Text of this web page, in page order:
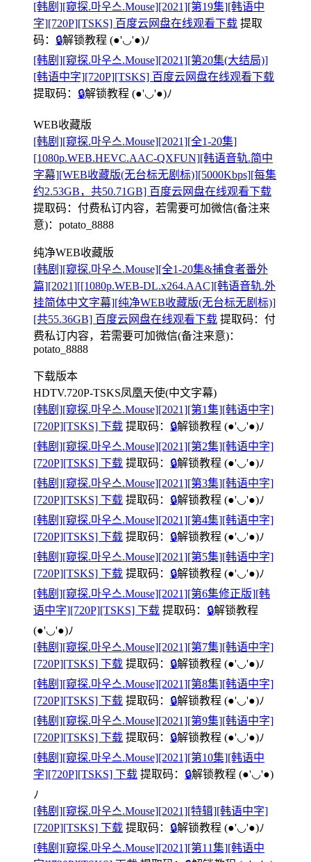
[韩剧][窥探.마우스.Mouse][2021][第19集][韩语中
字][720P][TSKS] 百度云网盘在线观看下载 提取
码： 🔒解锁教程 (●'◡'●)ﾉ
[韩剧][窥探.마우스.Mouse][2021][第20集(大结局)]
[韩语中字][720P][TSKS] 百度云网盘在线观看下载
提取码： 🔒解锁教程 (●'◡'●)ﾉ
WEB收藏版
[韩剧][窥探.마우스.Mouse][2021][全1-20集]
[1080p.WEB.HEVC.AAC-QXFUN][韩语音轨.简中
字幕][WEB收藏版(无台标无剧标)][5000Kbps][每集
约2.53GB，共50.71GB] 百度云网盘在线观看下载
提取码： 付费私订内容，若需要可加微信(备注来
意)：potato_8888
纯净WEB收藏版
[韩剧][窥探.마우스.Mouse][全1-20集&捕食者番外
篇][2021][[1080p.WEB-DL.x264.AAC][韩语音轨.外
挂简体中文字幕][纯净WEB收藏版(无台标无剧标)]
[共55.36GB] 百度云网盘在线观看下载 提取码： 付
费私订内容，若需要可加微信(备注来意)：
potato_8888
下载版本
HDTV.720P-TSKS凤凰天使(中文字幕)
[韩剧][窥探.마우스.Mouse][2021][第1集][韩语中字]
[720P][TSKS] 下载 提取码： 🔒解锁教程 (●'◡'●)ﾉ
[韩剧][窥探.마우스.Mouse][2021][第2集][韩语中字]
[720P][TSKS] 下载 提取码： 🔒解锁教程 (●'◡'●)ﾉ
[韩剧][窥探.마우스.Mouse][2021][第3集][韩语中字]
[720P][TSKS] 下载 提取码： 🔒解锁教程 (●'◡'●)ﾉ
[韩剧][窥探.마우스.Mouse][2021][第4集][韩语中字]
[720P][TSKS] 下载 提取码： 🔒解锁教程 (●'◡'●)ﾉ
[韩剧][窥探.마우스.Mouse][2021][第5集][韩语中字]
[720P][TSKS] 下载 提取码： 🔒解锁教程 (●'◡'●)ﾉ
[韩剧][窥探.마우스.Mouse][2021][第6集修正版][韩
语中字][720P][TSKS] 下载 提取码： 🔒解锁教程
(●'◡'●)ﾉ
[韩剧][窥探.마우스.Mouse][2021][第7集][韩语中字]
[720P][TSKS] 下载 提取码： 🔒解锁教程 (●'◡'●)ﾉ
[韩剧][窥探.마우스.Mouse][2021][第8集][韩语中字]
[720P][TSKS] 下载 提取码： 🔒解锁教程 (●'◡'●)ﾉ
[韩剧][窥探.마우스.Mouse][2021][第9集][韩语中字]
[720P][TSKS] 下载 提取码： 🔒解锁教程 (●'◡'●)ﾉ
[韩剧][窥探.마우스.Mouse][2021][第10集][韩语中
字][720P][TSKS] 下载 提取码： 🔒解锁教程 (●'◡'●)
ﾉ
[韩剧][窥探.마우스.Mouse][2021][特辑][韩语中字]
[720P][TSKS] 下载 提取码： 🔒解锁教程 (●'◡'●)ﾉ
[韩剧][窥探.마우스.Mouse][2021][第11集][韩语中